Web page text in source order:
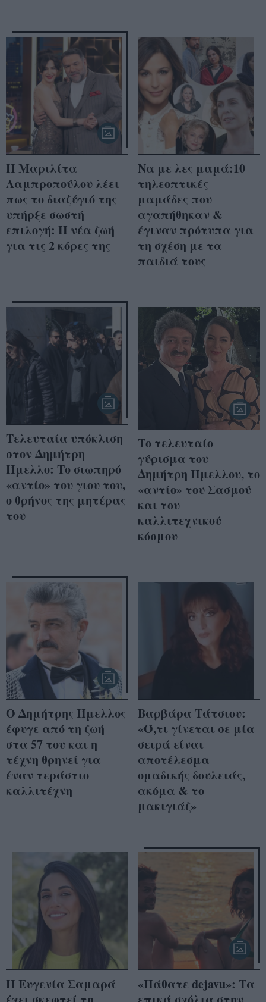
Η Μαριλίτα
Λαμπροπούλου λέει
πως το διαζύγιό της
υπήρξε σωστή
επιλογή: Η νέα ζωή
για τις 2 κόρες της
Να με λες μαμά:10
τηλεοπτικές
μαμάδες που
αγαπήθηκαν &
έγιναν πρότυπα για
τη σχέση με τα
παιδιά τους
Τελευταία υπόκλιση
στον Δημήτρη
Ήμελλο: Το σιωπηρό
«αντίο» του γιου του,
ο θρήνος της μητέρας
του
Το τελευταίο
γύρισμα του
Δημήτρη Ήμελλου, το
«αντίο» του Σασμού
και του
καλλιτεχνικού
κόσμου
Ο Δημήτρης Ήμελλος
έφυγε από τη ζωή
στα 57 του και η
τέχνη θρηνεί για
έναν τεράστιο
καλλιτέχνη
Βαρβάρα Τάτσιου:
«Ό,τι γίνεται σε μία
σειρά είναι
αποτέλεσμα
ομαδικής δουλειάς,
ακόμα & το
μακιγιάζ»
Η Ευγενία Σαμαρά
«Πάθατε dejavu»: Τα